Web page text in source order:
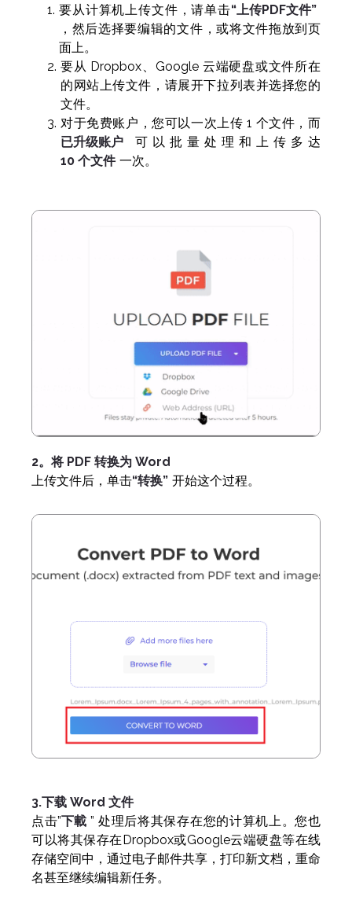
要从计算机上传文件，请单击“上传PDF文件”
，然后选择要编辑的文件，或将文件拖放到页
面上。
要从 Dropbox、Google 云端硬盘或文件所在
的网站上传文件，请展开下拉列表并选择您的
文件。
对于免费账户，您可以一次上传 1 个文件，而
已升级账户
可以批量处理和上传多达
10 个文件 一次。
2。将 PDF 转换为 Word
上传文件后，单击“转换” 开始这个过程。
3.下载 Word 文件
点击”下載 ” 处理后将其保存在您的计算机上。您也
可以将其保存在Dropbox或Google云端硬盘等在线
存储空间中，通过电子邮件共享，打印新文档，重命
名甚至继续编辑新任务。